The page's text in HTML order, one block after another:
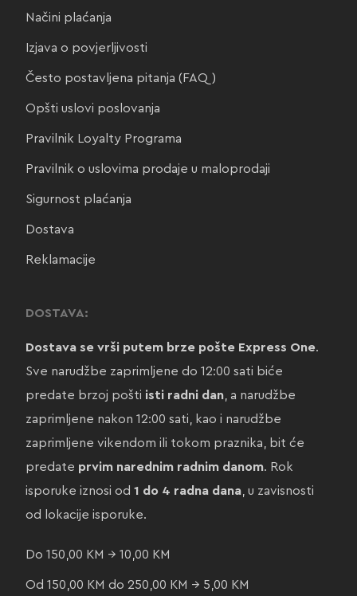
Načini plaćanja
Izjava o povjerljivosti
Često postavljena pitanja (FAQ)
Opšti uslovi poslovanja
Pravilnik Loyalty Programa
Pravilnik o uslovima prodaje u maloprodaji
Sigurnost plaćanja
Dostava
Reklamacije
DOSTAVA:
Dostava se vrši putem brze pošte Express One.
Sve narudžbe zaprimljene do 12:00 sati biće
predate brzoj pošti isti radni dan, a narudžbe
zaprimljene nakon 12:00 sati, kao i narudžbe
zaprimljene vikendom ili tokom praznika, bit će
predate prvim narednim radnim danom. Rok
isporuke iznosi od 1 do 4 radna dana, u zavisnosti
od lokacije isporuke.
Do 150,00 KM → 10,00 KM
Od 150,00 KM do 250,00 KM → 5,00 KM